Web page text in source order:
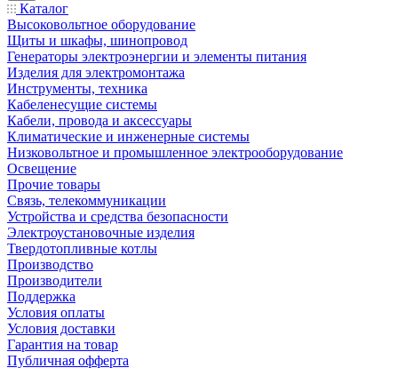
Каталог
Высоковольтное оборудование
Щиты и шкафы, шинопровод
Генераторы электроэнергии и элементы питания
Изделия для электромонтажа
Инструменты, техника
Кабеленесущие системы
Кабели, провода и аксессуары
Климатические и инженерные системы
Низковольтное и промышленное электрооборудование
Освещение
Прочие товары
Связь, телекоммуникации
Устройства и средства безопасности
Электроустановочные изделия
Твердотопливные котлы
Производство
Производители
Поддержка
Условия оплаты
Условия доставки
Гарантия на товар
Публичная офферта